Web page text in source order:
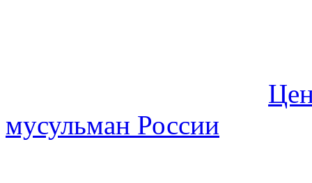
мусульман России